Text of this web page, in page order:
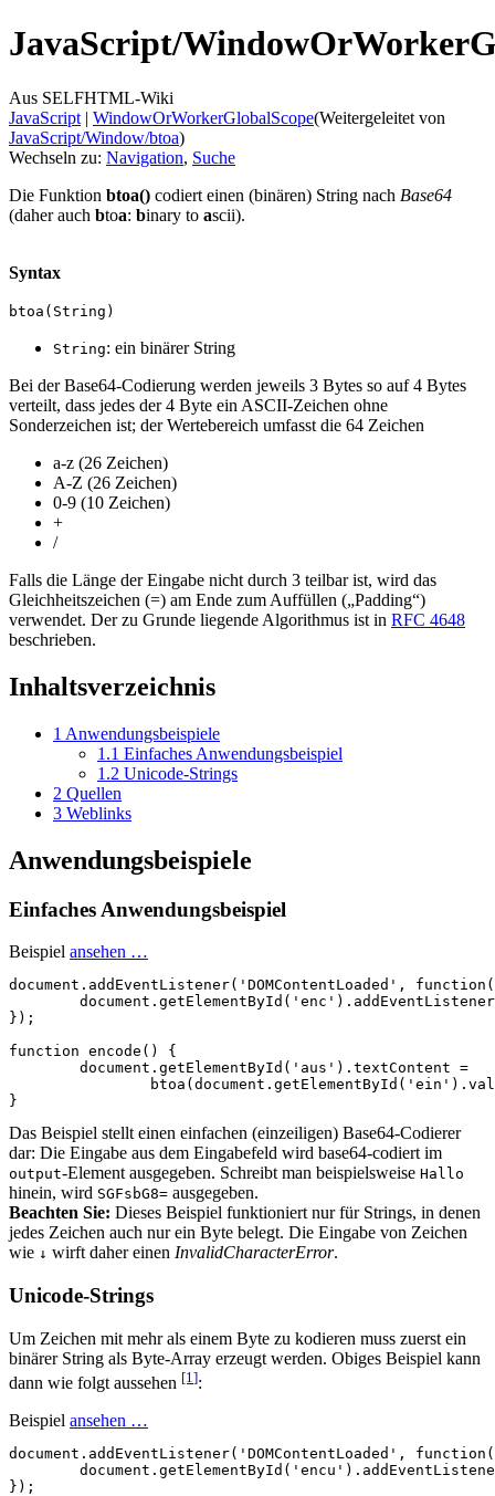
JavaScript/
Aus SELFHTML-Wiki
JavaScript ‎ | WindowOrWorkerGlobalScope(Weitergeleitet von
JavaScript/Window/btoa)
Wechseln zu: Navigation, Suche
Die Funktion btoa() codiert einen (binären) String nach Base64
(daher auch btoa: binary to ascii).
Syntax
btoa(String)
String: ein binärer String
Bei der Base64-Codierung werden jeweils 3 Bytes so auf 4 Bytes
verteilt, dass jedes der 4 Byte ein ASCII-Zeichen ohne
Sonderzeichen ist; der Wertebereich umfasst die 64 Zeichen
a-z (26 Zeichen)
A-Z (26 Zeichen)
0-9 (10 Zeichen)
+
/
Falls die Länge der Eingabe nicht durch 3 teilbar ist, wird das
Gleichheitszeichen (=) am Ende zum Auffüllen („Padding“)
verwendet. Der zu Grunde liegende Algorithmus ist in RFC 4648
beschrieben.
Inhaltsverzeichnis
1 Anwendungsbeispiele
1.1 Einfaches Anwendungsbeispiel
1.2 Unicode-Strings
2 Quellen
3 Weblinks
Anwendungsbeispiele
Einfaches Anwendungsbeispiel
Beispiel ansehen …
document . addEventListener( 'DOMContentLoaded' , function (
document . getElementById ( 'enc' ). addEventListener
});
function encode ()
{
document . getElementById ( 'aus' ). textContent =
btoa ( document . getElementById ( 'ein' ).
}
Das Beispiel stellt einen einfachen (einzeiligen) Base64-Codierer
dar: Die Eingabe aus dem Eingabefeld wird base64-codiert im
output-Element ausgegeben. Schreibt man beispielsweise Hallo
hinein, wird SGFsbG8= ausgegeben.
Beachten Sie: Dieses Beispiel funktioniert nur für Strings, in denen
jedes Zeichen auch nur ein Byte belegt. Die Eingabe von Zeichen
wie ↓ wirft daher einen InvalidCharacterError.
Unicode-Strings
Um Zeichen mit mehr als einem Byte zu kodieren muss zuerst ein
binärer String als Byte-Array erzeugt werden. Obiges Beispiel kann
dann wie folgt aussehen [1 ]:
Beispiel ansehen …
document . addEventListener( 'DOMContentLoaded' , function (
document . getElementById ( 'encu' ).
});